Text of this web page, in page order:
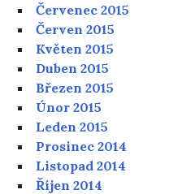
Červenec 2015
Červen 2015
Květen 2015
Duben 2015
Březen 2015
Únor 2015
Leden 2015
Prosinec 2014
Listopad 2014
Říjen 2014